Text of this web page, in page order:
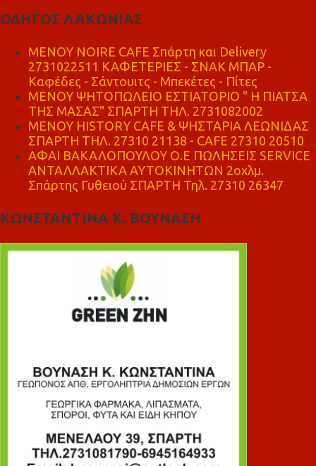
ΟΔΗΓΟΣ ΛΑΚΩΝΙΑΣ
MENOY NOIRE CAFE Σπάρτη και Delivery
2731022511 ΚΑΦΕΤΕΡΙΕΣ - ΣΝΑΚ ΜΠΑΡ -
Καφέδες - Σάντουιτς - Μπεκέτες - Πίτες
ΜΕΝΟΥ ΨΗΤΟΠΩΛΕΙΟ ΕΣΤΙΑΤΟΡΙΟ " Η ΠΙΑΤΣΑ
ΤΗΣ ΜΑΣΑΣ" ΣΠΑΡΤΗ ΤΗΛ. 2731082002
ΜΕΝΟΥ HISTORY CAFE & ΨΗΣΤΑΡΙΑ ΛΕΩΝΙΔΑΣ
ΣΠΑΡΤΗ ΤΗΛ. 27310 21138 - CAFE 27310 20510
ΑΦΑΙ ΒΑΚΑΛΟΠΟΥΛΟΥ Ο.Ε ΠΩΛΗΣΕΙΣ SERVICE
ΑΝΤΑΛΛΑΚΤΙΚΑ ΑΥΤΟΚΙΝΗΤΩΝ 2οχλμ.
Σπάρτης Γυθειού ΣΠΑΡΤΗ Τηλ. 27310 26347
ΚΩΝΣΤΑΝΤΙΝΑ Κ. ΒΟΥΝΑΣΗ